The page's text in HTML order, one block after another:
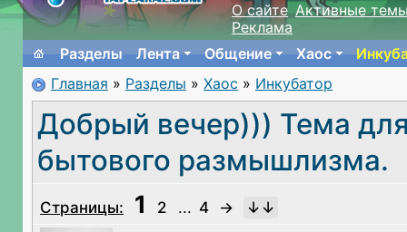
О сайте Активные
Реклама
Разделы
Лента Общение Хаос
Главная » Разделы » Хаос » Инкубатор
Добрый вечер))) Тема
бытового размышлизма.
Страницы: 1 2 ... 4
→